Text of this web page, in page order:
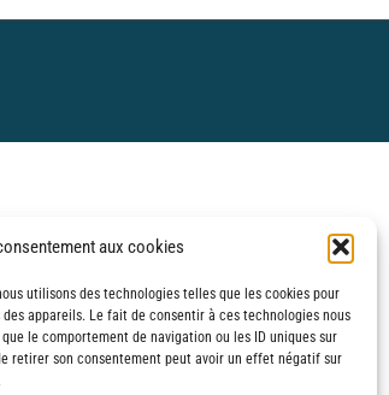
aux cookies
utilisons des technologies telles que les cookies pour
appareils. Le fait de consentir à ces technologies nous
le comportement de navigation ou les ID uniques sur
retirer son consentement peut avoir un effet négatif sur